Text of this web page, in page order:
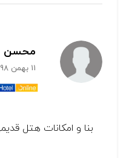
محسن
11 بهمن 1398
بنا و امکانات هتل